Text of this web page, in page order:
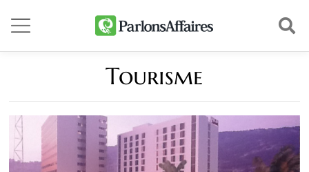
Tourisme